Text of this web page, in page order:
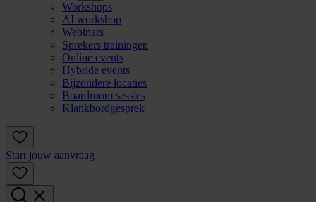
Workshops
AI workshop
Webinars
Sprekers trainingen
Online events
Hybride events
Bijzondere locaties
Boardroom sessies
Klankbordgesprek
Start jouw aanvraag